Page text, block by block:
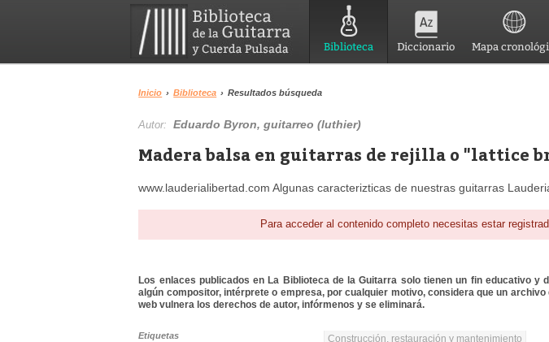
Biblioteca Diccionario Mapa
Inicio › Biblioteca › Resultados búsqueda
Autor:Eduardo Byron, guitarreo (luthier)
Madera balsa en guitarras de rejilla o "lattice
www.lauderialibertad.com Algunas caracterizticas de nuestras guitarras
Para acceder al contenido completo necesitas estar
Los enlaces publicados en La Biblioteca de la Guitarra solo tienen un fin educativo y
algún compositor, intérprete o empresa, por cualquier motivo, considera que un archivo
web vulnera los derechos de autor, infórmenos y se eliminará.
Etiquetas Construcción, restauración y mantenimiento